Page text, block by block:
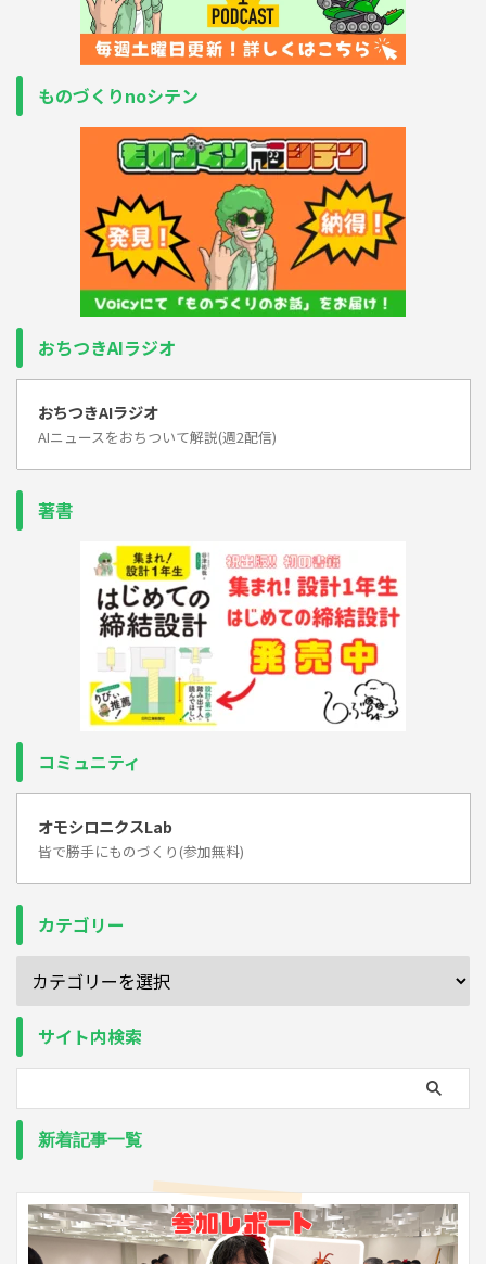
ものづくりnoシテン
おちつきAIラジオ
おちつきAIラジオ
AIニュースをおちついて解説(週2配信)
著書
コミュニティ
オモシロニクスLab
皆で勝手にものづくり(参加無料)
カテゴリー
サイト内検索
新着記事一覧